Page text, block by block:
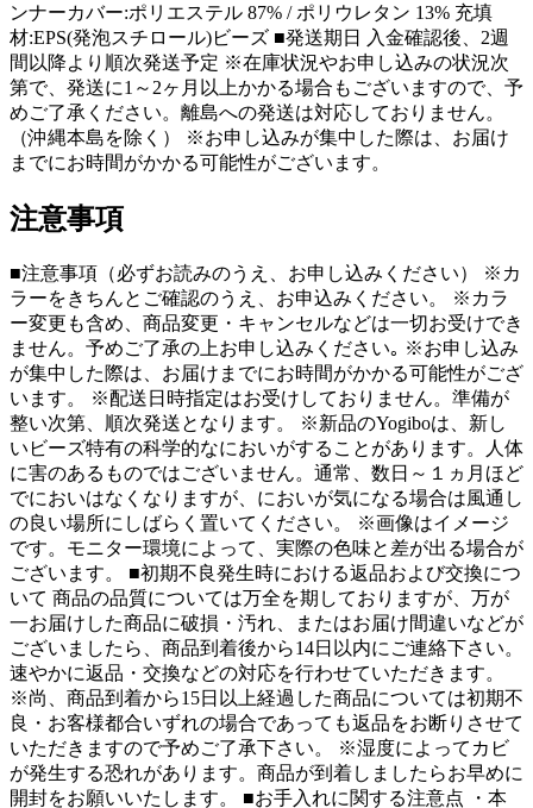
ンナーカバー:ポリエステル 87% / ポリウレタン 13% 充填
材:EPS(発泡スチロール)ビーズ ■発送期日 入金確認後、2週
間以降より順次発送予定 ※在庫状況やお申し込みの状況次
第で、発送に1～2ヶ月以上かかる場合もございますので、予
めご了承ください。離島への発送は対応しておりません。
（沖縄本島を除く） ※お申し込みが集中した際は、お届け
までにお時間がかかる可能性がございます。
注意事項
■注意事項（必ずお読みのうえ、お申し込みください） ※カ
ラーをきちんとご確認のうえ、お申込みください。 ※カラ
ー変更も含め、商品変更・キャンセルなどは一切お受けでき
ません。予めご了承の上お申し込みください｡ ※お申し込み
が集中した際は、お届けまでにお時間がかかる可能性がござ
います。 ※配送日時指定はお受けしておりません。準備が
整い次第、順次発送となります。 ※新品のYogiboは、新し
いビーズ特有の科学的なにおいがすることがあります。人体
に害のあるものではございません。通常、数日～１ヵ月ほど
でにおいはなくなりますが、においが気になる場合は風通し
の良い場所にしばらく置いてください。 ※画像はイメージ
です。モニター環境によって、実際の色味と差が出る場合が
ございます。 ■初期不良発生時における返品および交換につ
いて 商品の品質については万全を期しておりますが、万が
一お届けした商品に破損・汚れ、またはお届け間違いなどが
ございましたら、商品到着後から14日以内にご連絡下さい。
速やかに返品・交換などの対応を行わせていただきます。
※尚、商品到着から15日以上経過した商品については初期不
良・お客様都合いずれの場合であっても返品をお断りさせて
いただきますので予めご了承下さい。 ※湿度によってカビ
が発生する恐れがあります。商品が到着しましたらお早めに
開封をお願いいたします。 ■お手入れに関する注意点 ・本